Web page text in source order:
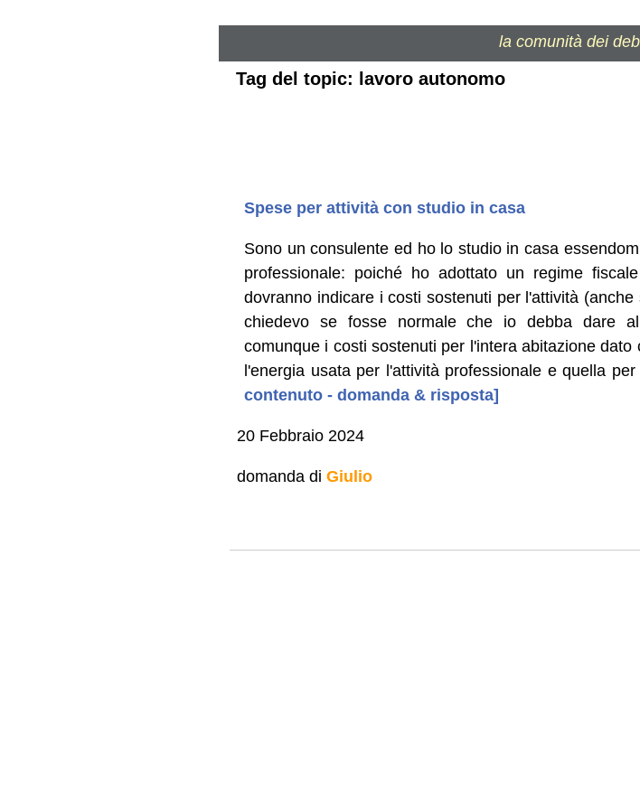
la comunità dei
Tag del topic: lavoro autonomo
Spese per attività con studio in casa
Sono un consulente ed ho lo studio in casa
professionale: poiché ho adottato un regime
dovranno indicare i costi sostenuti per l'attività
chiedevo se fosse normale che io debba dare
comunque i costi sostenuti per l'intera abitazione
l'energia usata per l'attività professionale e quella
contenuto - domanda & risposta]
20 Febbraio 2024
domanda di Giulio